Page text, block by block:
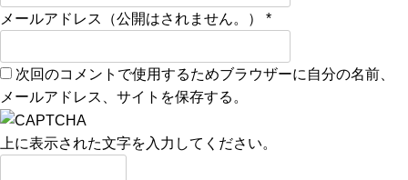
メールアドレス（公開はされません。） *
次回のコメントで使用するためブラウザーに自分の名前、
メールアドレス、サイトを保存する。
上に表示された文字を入力してください。